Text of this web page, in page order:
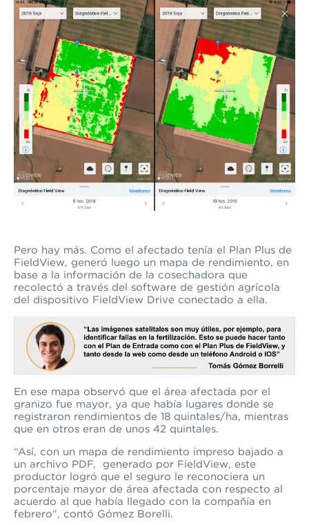
Pero hay más. Como el afectado tenía el Plan Plus de
FieldView, generó luego un mapa de rendimiento, en
base a la información de la cosechadora que
recolectó a través del software de gestión agrícola
del dispositivo FieldView Drive conectado a ella.
En ese mapa observó que el área afectada por el
granizo fue mayor, ya que había lugares donde se
registraron rendimientos de 18 quintales/ha, mientras
que en otros eran de unos 42 quintales.
“Así, con un mapa de rendimiento impreso bajado a
un archivo PDF, generado por FieldView, este
productor logró que el seguro le reconociera un
porcentaje mayor de área afectada con respecto al
acuerdo al que había llegado con la compañía en
febrero", contó Gómez Borelli.